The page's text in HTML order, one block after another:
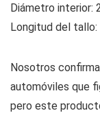
Diámetro interior:
Longitud del tallo:
Nosotros
automóviles que
pero este